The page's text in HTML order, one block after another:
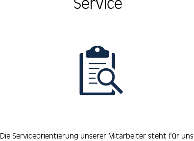
Die Serviceorientierung unserer Mitarbeiter steht für uns